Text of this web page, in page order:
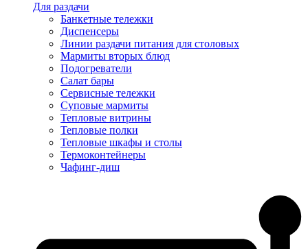
Для раздачи
Банкетные тележки
Диспенсеры
Линии раздачи питания для столовых
Мармиты вторых блюд
Подогреватели
Салат бары
Сервисные тележки
Суповые мармиты
Тепловые витрины
Тепловые полки
Тепловые шкафы и столы
Термоконтейнеры
Чафинг-диш